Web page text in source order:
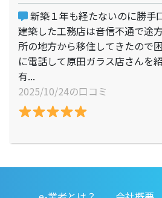
新築１年も経たないのに勝手
建築した工務店は音信不通で途
所の地方から移住してきたので
に電話して原田ガラス店さんを
有...
2025/10/24の口コミ